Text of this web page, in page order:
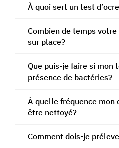
À quoi sert un test
Combien de temps
sur place?
Que puis-je faire si mon
présence de bactéries?
À quelle fréquence mon
être nettoyé?
Comment dois-je